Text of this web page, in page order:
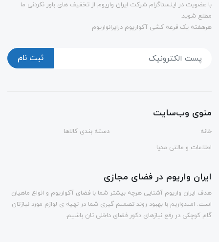
با عضویت در اینستاگرام شرکت ایران واریوم از تخفیف های باور نکردنی ما
مطلع شوید.
هرهفته یک قرعه کشی آکواریوم درایرانواریوم
ثبت نام
منوی وب‌سایت
خانه
دسته بندی کالاها
اطلاعات و مالتی مدیا
ایران واریوم در فضای مجازی
هدف ایران واریوم آشنایی هرچه بیشتر شما با فضای آکواریوم و انواع ماهیان
است. امیدواریم با بهبود روند تصمیم گیری شما در تهیه ی لوازم مورد نیازتان
گام کوچکی در رفع نیازهای دکور فضای داخلی تان باشیم.